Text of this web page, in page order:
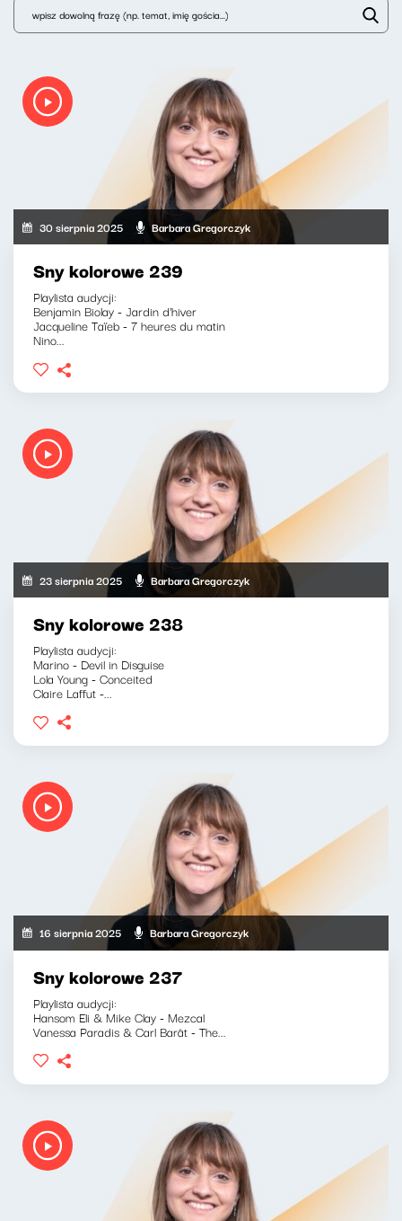
30 sierpnia 2025 Barbara Gregorczyk
Sny kolorowe 239
Playlista audycji:
Benjamin Biolay - Jardin d'hiver
Jacqueline Taïeb - 7 heures du matin
Nino...
23 sierpnia 2025 Barbara Gregorczyk
Sny kolorowe 238
Playlista audycji:
Marino - Devil in Disguise
Lola Young - Conceited
Claire Laffut -...
16 sierpnia 2025 Barbara Gregorczyk
Sny kolorowe 237
Playlista audycji:
Hansom Eli & Mike Clay - Mezcal
Vanessa Paradis & Carl Barât - The...